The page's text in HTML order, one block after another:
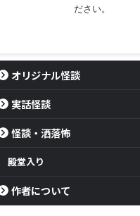
ださい。
オリジナル怪談
実話怪談
怪談・洒落怖
殿堂入り
作者について